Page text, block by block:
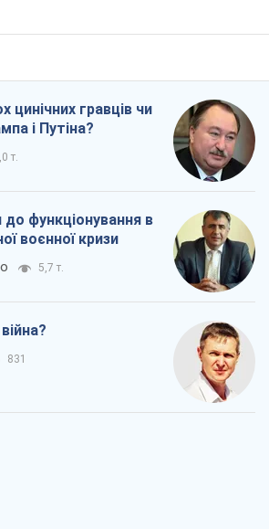
цинічних гравців чи
і Путіна?
т.
до функціонування в
воєнної кризи
5,7 т.
831